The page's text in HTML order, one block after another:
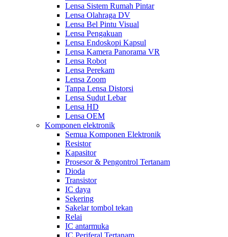
Lensa Sistem Rumah Pintar
Lensa Olahraga DV
Lensa Bel Pintu Visual
Lensa Pengakuan
Lensa Endoskopi Kapsul
Lensa Kamera Panorama VR
Lensa Robot
Lensa Perekam
Lensa Zoom
Tanpa Lensa Distorsi
Lensa Sudut Lebar
Lensa HD
Lensa OEM
Komponen elektronik
Semua Komponen Elektronik
Resistor
Kapasitor
Prosesor & Pengontrol Tertanam
Dioda
Transistor
IC daya
Sekering
Sakelar tombol tekan
Relai
IC antarmuka
IC Periferal Tertanam